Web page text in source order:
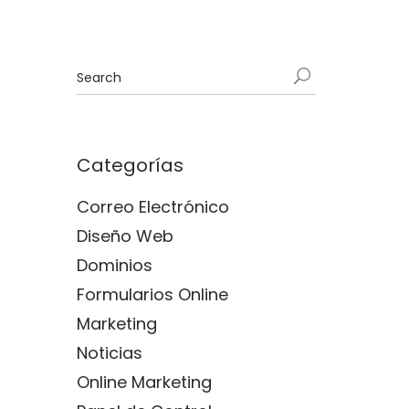
Categorías
Correo Electrónico
Diseño Web
Dominios
Formularios Online
Marketing
Noticias
Online Marketing